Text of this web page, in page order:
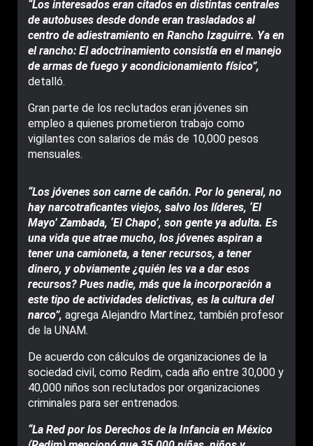
“Los interesados eran citados en distintas centrales
de autobuses desde donde eran trasladados al
centro de adiestramiento en Rancho Izaguirre. Ya en
el rancho: El adoctrinamiento consistía en el manejo
de armas de fuego y acondicionamiento físico”,
detalló.
Gran parte de los reclutados eran jóvenes sin
empleo a quienes prometieron trabajo como
vigilantes con salarios de más de 10,000 pesos
mensuales.
“Los jóvenes son carne de cañón. Por lo general, no
hay narcotraficantes viejos, salvo los líderes, ‘El
Mayo’ Zambada, ‘El Chapo’, son gente ya adulta. Es
una vida que atrae mucho, los jóvenes aspiran a
tener una camioneta, a tener recursos, a tener
dinero, y obviamente ¿quién les va a dar esos
recursos? Pues nadie, más que la incorporación a
este tipo de actividades delictivas, es la cultura del
narco”, agrega Alejandro Martínez, también profesor
de la UNAM.
De acuerdo con cálculos de organizaciones de la
sociedad civil, como Redim, cada año entre 30,000 y
40,000 niños son reclutados por organizaciones
criminales para ser entrenados.
“La Red por los Derechos de la Infancia en México